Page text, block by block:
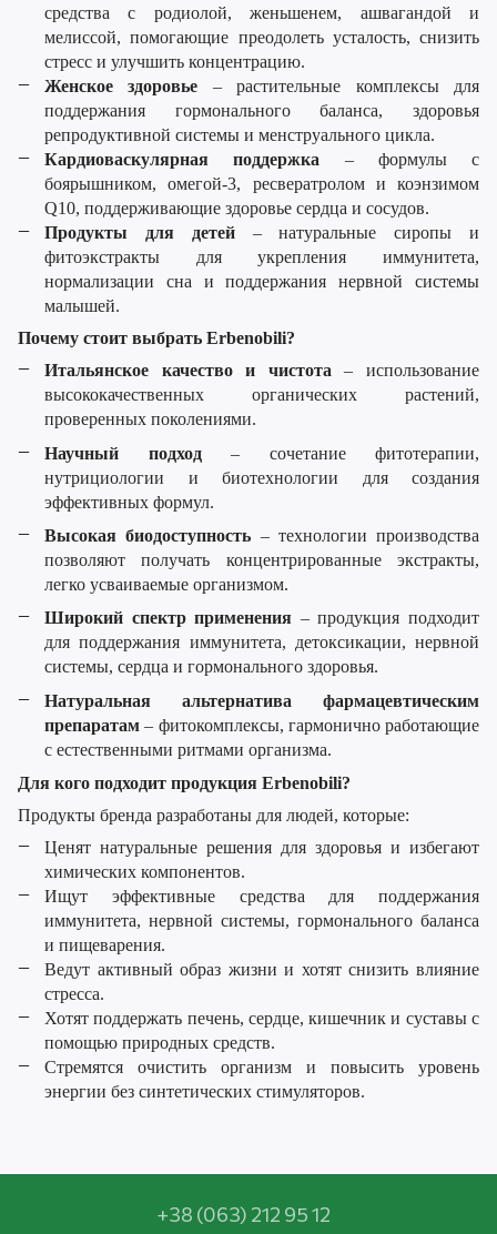
средства с родиолой, женьшенем, ашвагандой и
мелиссой, помогающие преодолеть усталость, снизить
стресс и улучшить концентрацию.
Женское здоровье – растительные комплексы для
поддержания гормонального баланса, здоровья
репродуктивной системы и менструального цикла.
Кардиоваскулярная поддержка – формулы с
боярышником, омегой-3, ресвератролом и коэнзимом
Q10, поддерживающие здоровье сердца и сосудов.
Продукты для детей – натуральные сиропы и
фитоэкстракты для укрепления иммунитета,
нормализации сна и поддержания нервной системы
малышей.
Почему стоит выбрать Erbenobili?
Итальянское качество и чистота– использование
высококачественных органических растений,
проверенных поколениями.
Научный подход – сочетание фитотерапии,
нутрициологии и биотехнологии для создания
эффективных формул.
Высокая биодоступность – технологии производства
позволяют получать концентрированные экстракты,
легко усваиваемые организмом.
Широкий спектр применения – продукция подходит
для поддержания иммунитета, детоксикации, нервной
системы, сердца и гормонального здоровья.
Натуральная альтернатива фармацевтическим
препаратам– фитокомплексы, гармонично работающие
с естественными ритмами организма.
Для кого подходит продукция Erbenobili?
Продукты бренда разработаны для людей, которые:
Ценят натуральные решения для здоровья и избегают
химических компонентов.
Ищут эффективные средства для поддержания
иммунитета, нервной системы, гормонального баланса
и пищеварения.
Ведут активный образ жизни и хотят снизить влияние
стресса.
Хотят поддержать печень, сердце, кишечник и суставы с
помощью природных средств.
Стремятся очистить организм и повысить уровень
энергии без синтетических стимуляторов.
+38 (063) 212 95 12